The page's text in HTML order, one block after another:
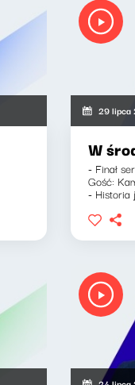
29 lipca
W
- Finał
Gość:
- Historia